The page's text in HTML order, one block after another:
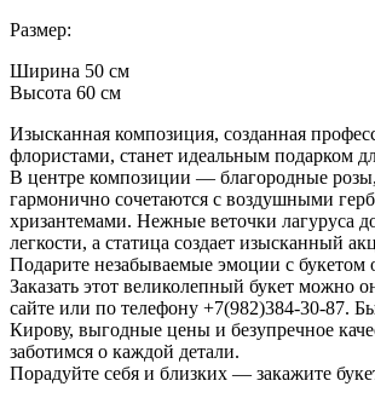
Размер:
Ширина 50 см
Высота 60 см
Изысканная композиция, созданная
флористами, станет идеальным подарком
В центре композиции — благородные
гармонично сочетаются с воздушными
хризантемами. Нежные веточки лагуруса
легкости, а статица создает изысканный
Подарите незабываемые эмоции с букетом
Заказать этот великолепный букет можно
сайте или по телефону +7(982)384-30-87.
Кирову, выгодные цены и безупречное
заботимся о каждой детали.
Порадуйте себя и близких — закажите